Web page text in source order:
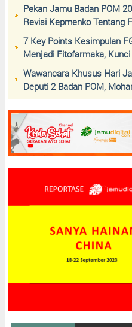
Pekan Jamu Badan POM
Revisi Kepmenko Tentang
7 Key Points Kesimpulan
Menjadi Fitofarmaka,
Wawancara Khusus Hari
Deputi 2 Badan POM,